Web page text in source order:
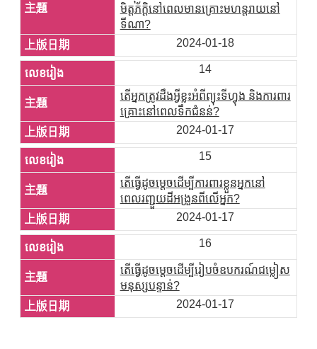
មិត្តភ័ក្ដិនៅពេលមានគ្រោះមហន្តរាយនៅ
ទីណា?
2024-01-18
14
តើអ្នកត្រូវដឹងអ្វីខ្លះអំពីព្យុះទីហ្វុង និងការពារ
គ្រោះនៅពេលទឹកជំនន់?
2024-01-17
15
តើធ្វើដូចម្តេចដើម្បីការពារខ្លួនអ្នកនៅ
ពេលរញ្ជួយដីអង្រួនពីលើអ្នក?
2024-01-17
16
តើធ្វើដូចម្តេចដើម្បីរៀបចំឧបករណ៍ជម្លៀស
មនុស្សបន្ទាន់?
2024-01-17